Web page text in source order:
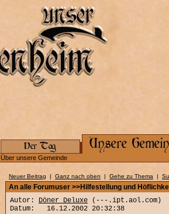
Über unsere Gemeinde
Neuer Beitrag | Ganz nach oben | Gehe zu Thema |
An alle Forumuser >>Hilfestellung und
Autor: Döner Deluxe (---.ipt.aol.com)
Datum: 16.12.2002 20:32:38